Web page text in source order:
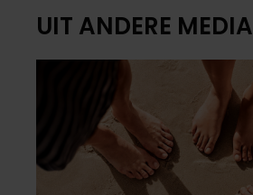
UIT ANDERE MEDIA